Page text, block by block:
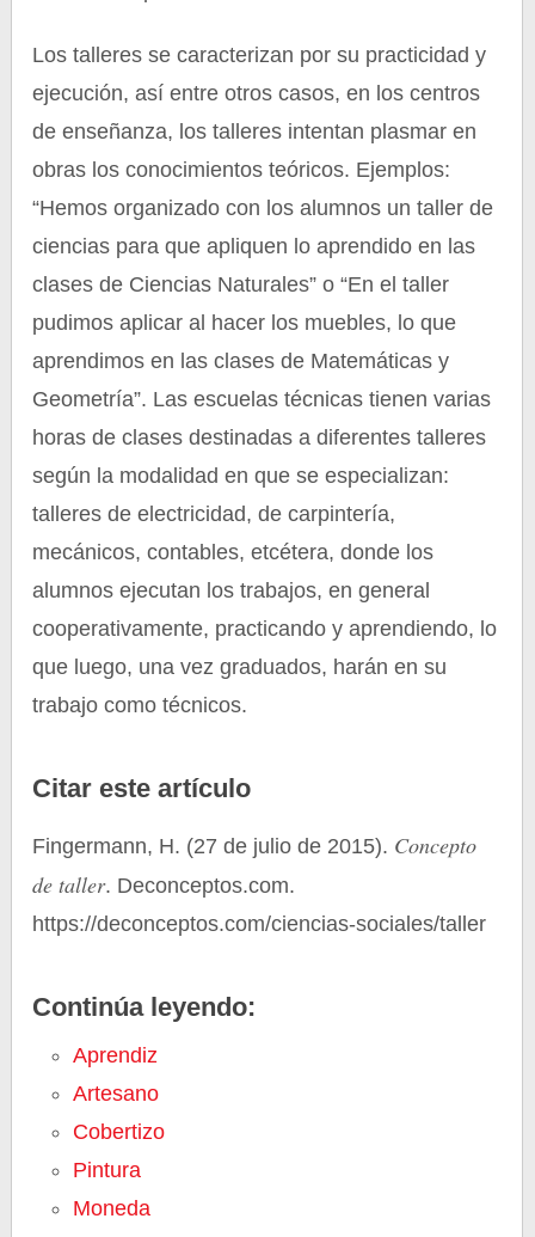
Los talleres se caracterizan por su practicidad y
ejecución, así entre otros casos, en los centros
de enseñanza, los talleres intentan plasmar en
obras los conocimientos teóricos. Ejemplos:
“Hemos organizado con los alumnos un taller de
ciencias para que apliquen lo aprendido en las
clases de Ciencias Naturales” o “En el taller
pudimos aplicar al hacer los muebles, lo que
aprendimos en las clases de Matemáticas y
Geometría”. Las escuelas técnicas tienen varias
horas de clases destinadas a diferentes talleres
según la modalidad en que se especializan:
talleres de electricidad, de carpintería,
mecánicos, contables, etcétera, donde los
alumnos ejecutan los trabajos, en general
cooperativamente, practicando y aprendiendo, lo
que luego, una vez graduados, harán en su
trabajo como técnicos.
Citar este artículo
Fingermann, H. (27 de julio de 2015). Concepto
de taller. Deconceptos.com.
https://deconceptos.com/ciencias-sociales/taller
Continúa leyendo:
Aprendiz
Artesano
Cobertizo
Pintura
Moneda